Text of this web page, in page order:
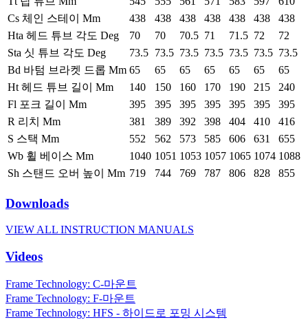
Cs 체인 스테이 Mm
438 438 438 438 438 438
438
Hta 헤드 튜브 각도 Deg
70 70 70.5 71 71.5 72
72
Sta 싯 튜브 각도 Deg
73.5 73.5 73.5 73.5 73.5 73.5 73.5
Bd 바텀 브라켓 드롭 Mm 65 65 65 65 65 65
65
Ht 헤드 튜브 길이 Mm
140 150 160 170 190 215
240
Fl 포크 길이 Mm
395 395 395 395 395 395
395
R 리치 Mm
381 389 392 398 404 410
416
S 스택 Mm
552 562 573 585 606 631
655
Wb 휠 베이스 Mm
1040 1051 1053 1057 1065 1074 1088
Sh 스탠드 오버 높이 Mm 719 744 769 787 806 828 855
Downloads
VIEW ALL INSTRUCTION MANUALS
Videos
Frame Technology: C-마운트
Frame Technology: F-마운트
Frame Technology: HFS - 하이드로 포밍 시스템